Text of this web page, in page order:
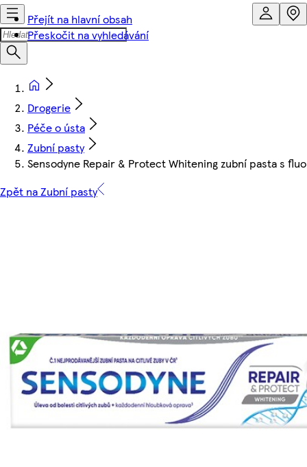
Přejít na hlavní obsah
Přeskočit na vyhledávání
Drogerie
Péče o ústa
Zubní pasty
Sensodyne Repair & Protect Whitening zubní pasta s
Zpět na Zubní pasty